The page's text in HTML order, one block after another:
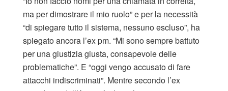
ma per dimostrare il mio ruolo” e per la necessità
“di spiegare tutto il sistema, nessuno escluso”, ha
spiegato ancora l’ex pm. “Mi sono sempre battuto
per una giustizia giusta, consapevole delle
problematiche”. E “oggi vengo accusato di fare
attacchi indiscriminati”. Mentre secondo l’ex